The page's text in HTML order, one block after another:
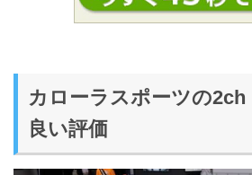
カローラスポーツの2ch
良い評価